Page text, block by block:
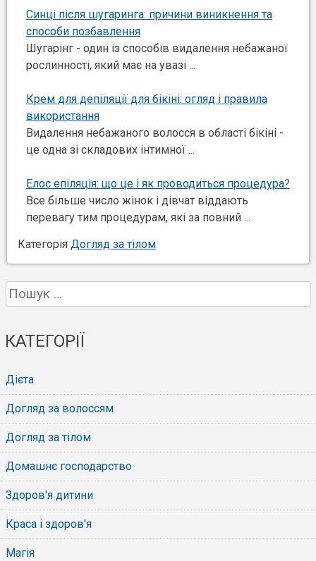
Синці після шугаринга: причини виникнення та
способи позбавлення
Шугарінг - один із способів видалення небажаної
рослинності, який має на увазі ...
Крем для депіляції для бікіні: огляд і правила
використання
Видалення небажаного волосся в області бікіні -
це одна зі складових інтимної ...
Елос епіляція: що це і як проводиться процедура?
Все більше число жінок і дівчат віддають
перевагу тим процедурам, які за повний ...
Категорія Догляд за тілом
Пошук:
КАТЕГОРІЇ
Дієта
Догляд за волоссям
Догляд за тілом
Домашнє господарство
Здоров'я дитини
Краса і здоров'я
Магія